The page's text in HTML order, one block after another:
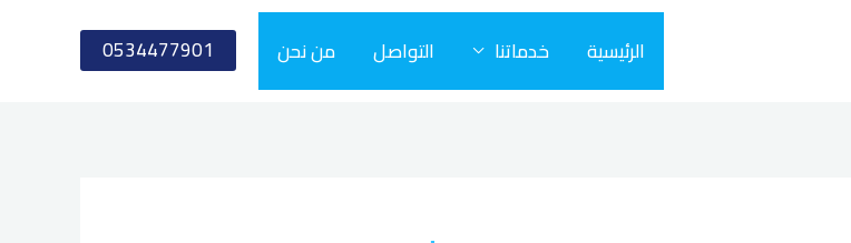
الرئيسية خدماتنا التواصل من نحن 0534477901